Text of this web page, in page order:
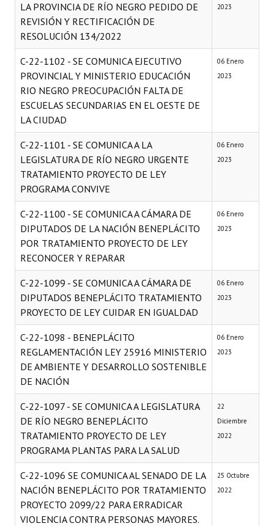
LA PROVINCIA DE RÍO NEGRO PEDIDO DE
REVISIÓN Y RECTIFICACIÓN DE
RESOLUCIÓN 134/2022
2023
C-22-1102 - SE COMUNICA EJECUTIVO
PROVINCIAL Y MINISTERIO EDUCACIÓN
RIO NEGRO PREOCUPACIÓN FALTA DE
ESCUELAS SECUNDARIAS EN EL OESTE DE
LA CIUDAD
06 Enero
2023
C-22-1101 - SE COMUNICA A LA
LEGISLATURA DE RÍO NEGRO URGENTE
TRATAMIENTO PROYECTO DE LEY
PROGRAMA CONVIVE
06 Enero
2023
C-22-1100 - SE COMUNICA A CÁMARA DE
DIPUTADOS DE LA NACIÓN BENEPLÁCITO
POR TRATAMIENTO PROYECTO DE LEY
RECONOCER Y REPARAR
06 Enero
2023
C-22-1099 - SE COMUNICA A CÁMARA DE
DIPUTADOS BENEPLÁCITO TRATAMIENTO
PROYECTO DE LEY CUIDAR EN IGUALDAD
06 Enero
2023
C-22-1098 - BENEPLÁCITO
REGLAMENTACIÓN LEY 25916 MINISTERIO
DE AMBIENTE Y DESARROLLO SOSTENIBLE
DE NACIÓN
06 Enero
2023
C-22-1097 - SE COMUNICA A LEGISLATURA
DE RÍO NEGRO BENEPLÁCITO
TRATAMIENTO PROYECTO DE LEY
PROGRAMA PLANTAS PARA LA SALUD
22
Diciembre
2022
C-22-1096 SE COMUNICA AL SENADO DE LA
NACIÓN BENEPLÁCITO POR TRATAMIENTO
PROYECTO 2099/22 PARA ERRADICAR
VIOLENCIA CONTRA PERSONAS MAYORES.
25 Octubre
2022